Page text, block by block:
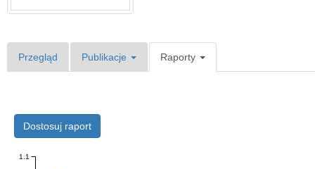
Przegląd Publikacje Raporty
Dostosuj raport
1.1